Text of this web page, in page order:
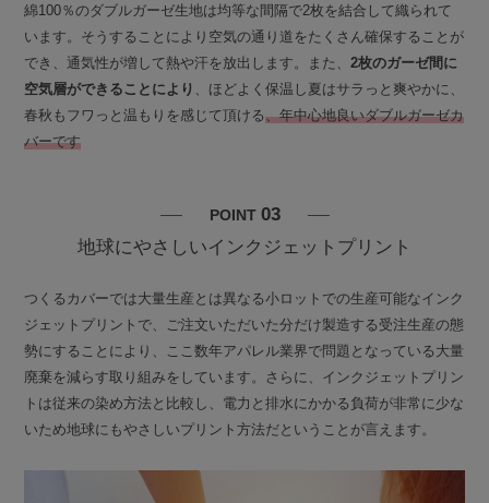
綿100％のダブルガーゼ生地は均等な間隔で2枚を結合して織られて
います。そうすることにより空気の通り道をたくさん確保することが
でき、通気性が増して熱や汗を放出します。また、2枚のガーゼ間に
空気層ができることにより 、ほどよく保温し夏はサラっと爽やかに、
春秋もフワっと温もりを感じて頂ける、年中心地良いダブルガーゼカ
バーです
POINT 03
地球にやさしいインクジェットプリント
つくるカバーでは大量生産とは異なる小ロットでの生産可能なインク
ジェットプリントで、ご注文いただいた分だけ製造する受注生産の態
勢にすることにより、ここ数年アパレル業界で問題となっている大量
廃棄を減らす取り組みをしています。さらに、インクジェットプリン
トは従来の染め方法と比較し、電力と排水にかかる負荷が非常に少な
いため地球にもやさしいプリント方法だということが言えます。